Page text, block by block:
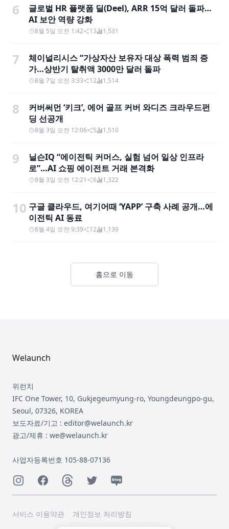
6
글로벌 HR 플랫폼 딜(Deel), ARR 15억 달러 돌파…
AI 보안 역량 강화
8월 5일 오전 1:42 13 1,531
7
체이널리시스 “가상자산 보유자 대상 폭력 범죄 증
가…상반기 탈취액 3000만 달러 돌파
8월 7일 오전 3:33 12 1,514
8
커버써먼 ‘키크’, 에어 골프 커버 와디즈 크라우드펀
딩 선공개
8월 3일 오전 12:06 5 1,510
9
닐슨IQ “에이전틱 커머스, 실험 넘어 일상 인프라
로”…AI 쇼핑 에이전트 거래 본격화
8월 3일 오전 12:21 6 1,322
10 구글 클라우드, 여기어때 ‘YAPP’ 구축 사례 공개…에
이전틱 AI 동료
8월 4일 오전 9:39 12 1,139
홈으로 이동
Welaunch
위런치
IFC One Tower, 10, Gukjegeumyung-ro, Youngdeungpo-gu,
Seoul, 07326, KOREA
보도자료/기고 : editor@welaunch.kr
광고/제휴 : we@welaunch.kr
사업자등록번호 105-88-07136
InstagramFacebookThreadsTwitterNaver
서비스 이용약관 개인정보 처리방침